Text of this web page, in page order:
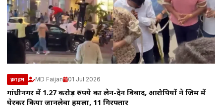
क्राइम MD Faijan 01 Jul 2026
गांधीनगर में 1.27 करोड़ रुपये का लेन-देन विवाद, आरोपियों ने जिम में
घेरकर किया जानलेवा हमला, 11 गिरफ्तार